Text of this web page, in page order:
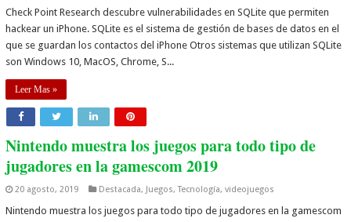
Check Point Research descubre vulnerabilidades en SQLite que permiten
hackear un iPhone. SQLite es el sistema de gestión de bases de datos en el
que se guardan los contactos del iPhone Otros sistemas que utilizan SQLite
son Windows 10, MacOS, Chrome, S...
Leer Mas »
Nintendo muestra los juegos para todo tipo de
jugadores en la gamescom 2019
20 agosto, 2019 Destacada, Juegos,Tecnología,videojuegos
Nintendo muestra los juegos para todo tipo de jugadores en la gamescom